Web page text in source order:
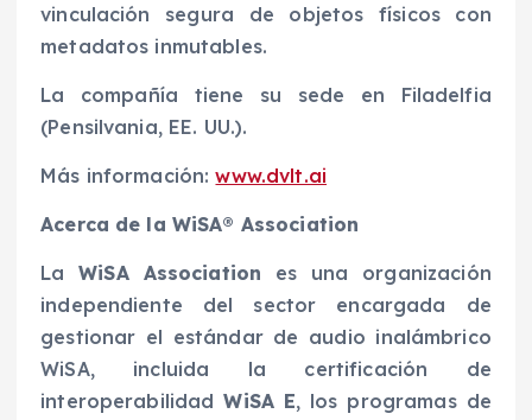
vinculación segura de objetos físicos con
metadatos inmutables.
La compañía tiene su sede en Filadelfia
(Pensilvania, EE. UU.).
Más información:www.dvlt.ai
Acerca de la WiSA® Association
LaWiSA Association es una organización
independiente del sector encargada de
gestionar el estándar de audio inalámbrico
WiSA, incluida la certificación de
interoperabilidadWiSA E, los programas de